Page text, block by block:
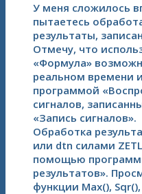
У меня сложилось
пытаетесь
результаты,
Отмечу, что
«Формула»
реальном времени
программой
сигналов,
«Запись сигналов».
Обработка
или dtn силами
помощью
результатов».
функции Мах(),